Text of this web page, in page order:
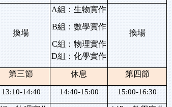
換場
A組：生物實作
B組：數學實作
C組：物理實作
D組：化學實作
換場
第三節 休息 第四節
13:10-14:40 14:40-15:00 15:00-16:30